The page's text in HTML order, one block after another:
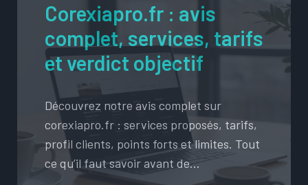
Corexiapro.fr : avis
complet, services, tarifs
et verdict objectif
Découvrez notre avis complet sur
corexiapro.fr : services proposés, tarifs,
profil clients, points forts et limites. Tout
ce qu’il faut savoir avant de…